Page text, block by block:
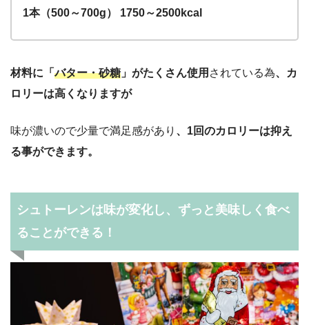
1本（500～700g） 1750～2500kcal
材料に「バター・砂糖 」がたくさん使用 されている為、カ
ロリーは高くなりますが
味が濃いので少量で満足感があり 、1回のカロリーは抑え
る事ができます。
シュトーレンは味が変化し、ずっと美味しく食べ
ることができる！